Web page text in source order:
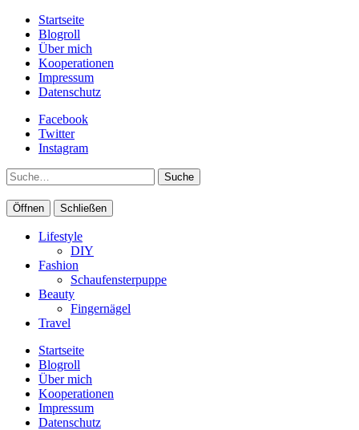
Startseite
Blogroll
Über mich
Kooperationen
Impressum
Datenschutz
Facebook
Twitter
Instagram
Suche
Öffnen Schließen
Lifestyle
DIY
Fashion
Schaufensterpuppe
Beauty
Fingernägel
Travel
Startseite
Blogroll
Über mich
Kooperationen
Impressum
Datenschutz